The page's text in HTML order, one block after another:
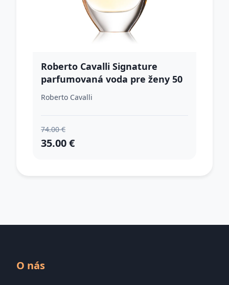
Roberto Cavalli Signature
parfumovaná voda pre ženy 50
ml
Roberto Cavalli
74.00 €
35.00 €
O nás